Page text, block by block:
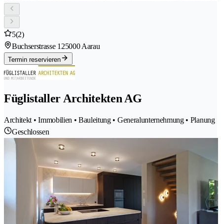
5(2)
Buchserstrasse 125000 Aarau
Termin reservieren
Füglistaller Architekten AG
Architekt • Immobilien • Bauleitung • Generalunternehmung • Planung
Geschlossen